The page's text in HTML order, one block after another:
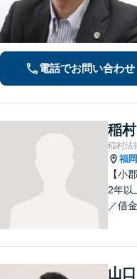
電話でお問い合わせ
稲
稲村法
福
【小
2年以
／借
笑顔
山